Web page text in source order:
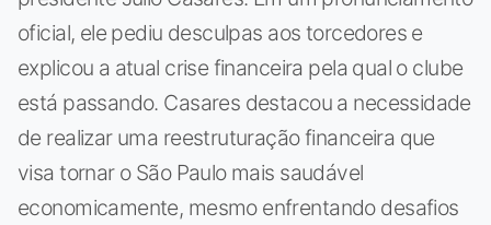
oficial, ele pediu desculpas aos torcedores e
explicou a atual crise financeira pela qual o clube
está passando. Casares destacou a necessidade
de realizar uma reestruturação financeira que
visa tornar o São Paulo mais saudável
economicamente, mesmo enfrentando desafios